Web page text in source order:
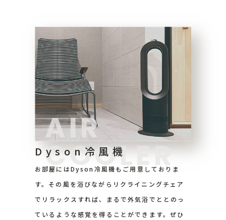
AIR
COOLER
Dyson冷風機
お部屋にはDyson冷風機もご用意しておりま
す。その風を浴びながらリクライニングチェア
でリラックスすれば、まるで外気浴でととのっ
ているような感覚を得ることができます。ぜひ